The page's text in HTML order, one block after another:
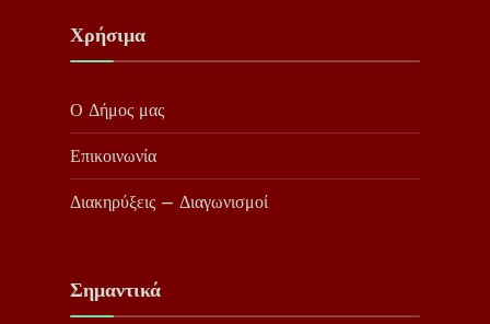
Χρήσιμα
Ο Δήμος μας
Επικοινωνία
Διακηρύξεις – Διαγωνισμοί
Σημαντικά